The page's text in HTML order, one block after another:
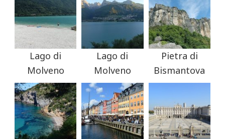
Lago di
Molveno
Lago di
Molveno
Pietra di
Bismantova